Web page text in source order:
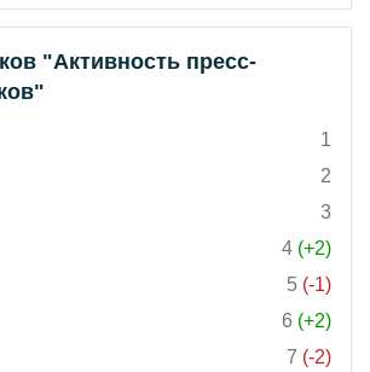
"Активность пресс-
1
2
3
4 (+2)
5 (-1)
6 (+2)
7 (-2)